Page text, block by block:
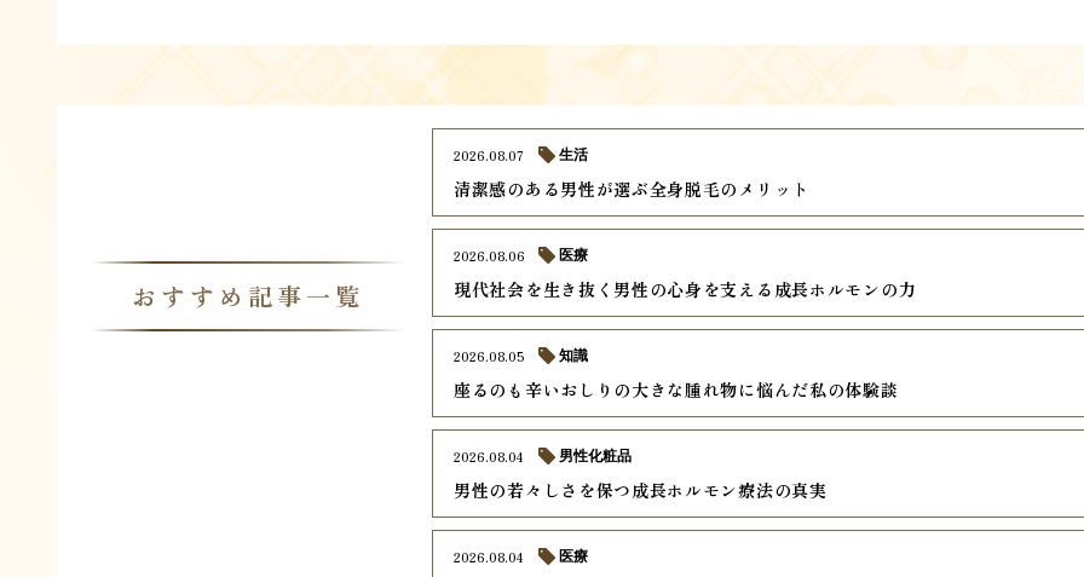
おすすめ記事一覧
清潔感のある男性が選ぶ全身脱毛のメリット
2026.08.07 生活
現代社会を生き抜く男性の心身を支える成長ホルモンの力
2026.08.06 医療
座るのも辛いおしりの大きな腫れ物に悩んだ私の体験談
2026.08.05 知識
男性の若々しさを保つ成長ホルモン療法の真実
2026.08.04 男性化粧品
2026.08.04 医療